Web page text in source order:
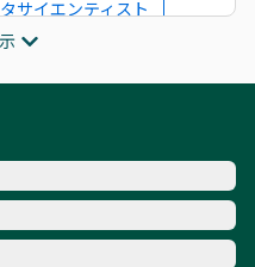
サイエンティスト
サルタント
ー
Ruby